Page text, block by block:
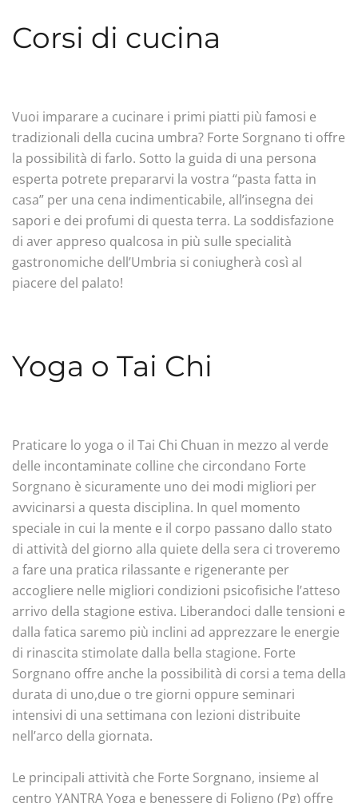
Corsi di cucina
Vuoi imparare a cucinare i primi piatti più famosi e
tradizionali della cucina umbra? Forte Sorgnano ti offre
la possibilità di farlo. Sotto la guida di una persona
esperta potrete prepararvi la vostra “pasta fatta in
casa” per una cena indimenticabile, all’insegna dei
sapori e dei profumi di questa terra. La soddisfazione
di aver appreso qualcosa in più sulle specialità
gastronomiche dell’Umbria si coniugherà così al
piacere del palato!
Yoga o Tai Chi
Praticare lo yoga o il Tai Chi Chuan in mezzo al verde
delle incontaminate colline che circondano Forte
Sorgnano è sicuramente uno dei modi migliori per
avvicinarsi a questa disciplina. In quel momento
speciale in cui la mente e il corpo passano dallo stato
di attività del giorno alla quiete della sera ci troveremo
a fare una pratica rilassante e rigenerante per
accogliere nelle migliori condizioni psicofisiche l’atteso
arrivo della stagione estiva. Liberandoci dalle tensioni e
dalla fatica saremo più inclini ad apprezzare le energie
di rinascita stimolate dalla bella stagione. Forte
Sorgnano offre anche la possibilità di corsi a tema della
durata di uno,due o tre giorni oppure seminari
intensivi di una settimana con lezioni distribuite
nell’arco della giornata.
Le principali attività che Forte Sorgnano, insieme al
centro YANTRA Yoga e benessere di Foligno (Pg) offre